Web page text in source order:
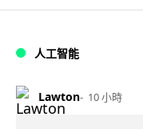
人工智能
Lawton 10 小時